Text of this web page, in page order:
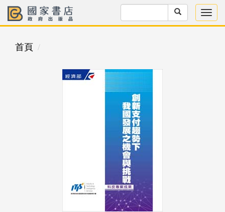
首頁